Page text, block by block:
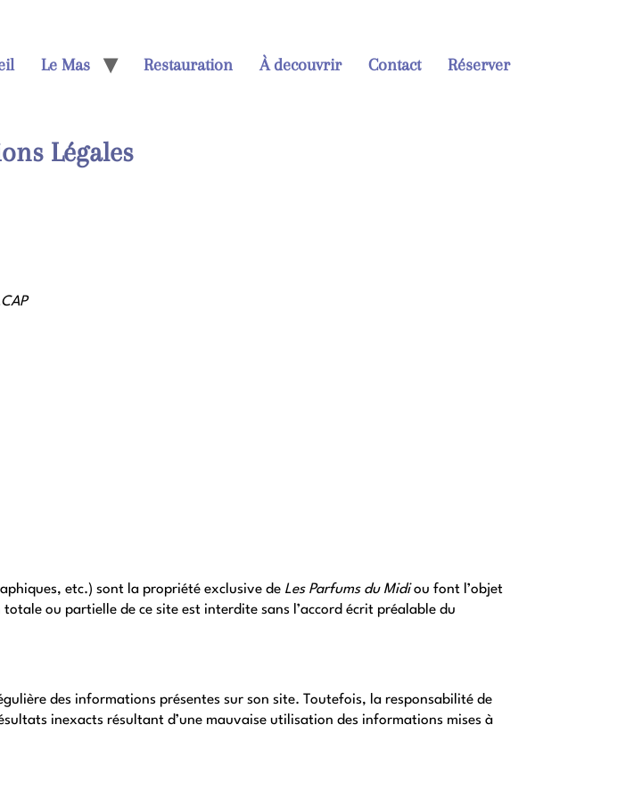
Le Mas Restauration À decouvrir Contact Réserver
Légales
etc.) sont la propriété exclusive de Les Parfums du Midi ou font l’objet
ou partielle de ce site est interdite sans l’accord écrit préalable du
des informations présentes sur son site. Toutefois, la responsabilité de
inexacts résultant d’une mauvaise utilisation des informations mises à